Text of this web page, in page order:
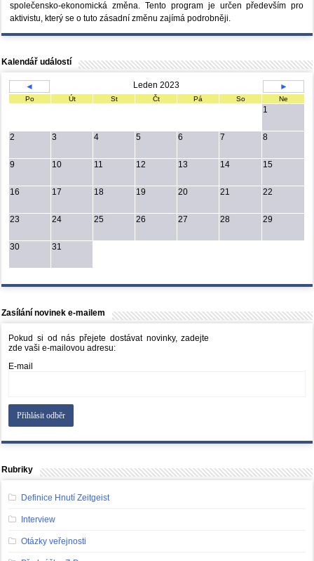
společensko-ekonomická změna. Tento program je určen především pro
aktivistu, který se o tuto zásadní změnu zajímá podrobněji.
Kalendář událostí
◄ Leden 2023 ►
Po Út St Čt Pá So Ne
1
2 3 4 5 6 7 8
9 10 11 12 13 14 15
16 17 18 19 20 21 22
23 24 25 26 27 28 29
30 31
Zasílání novinek e-mailem
Pokud si od nás přejete dostávat novinky, zadejte
zde vaši e-mailovou adresu:
E-mail
Rubriky
Definice Hnutí Zeitgeist
Interview
Otázky veřejnosti